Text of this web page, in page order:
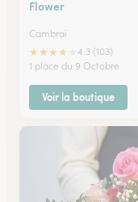
Flower
Cambrai
★★★★
4.3 (103)
1 place du 9 Octobre
Voir la boutique